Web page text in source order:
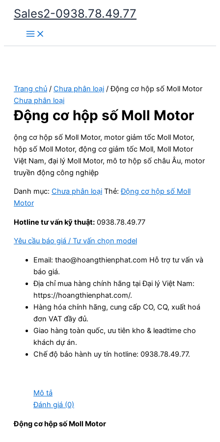
Nhảy
dung
Sales2-0938.78.49.77
Main
Menu
Trang chủ / Chưa phân loại / Động cơ hộp số Moll Motor
Chưa phân loại
Động cơ hộp số Moll Motor
ộng cơ hộp số Moll Motor, motor giảm tốc Moll Motor,
hộp số Moll Motor, động cơ giảm tốc Moll, Moll Motor
Việt Nam, đại lý Moll Motor, mô tơ hộp số châu Âu, motor
truyền động công nghiệp
Danh mục: Chưa phân loại Thẻ:Động cơ hộp số Moll
Motor
Hotline tư vấn kỹ thuật: 0938.78.49.77
Yêu cầu báo giá / Tư vấn chọn model
Email: thao@hoangthienphat.com Hỗ trợ tư vấn và
báo giá.
Địa chỉ mua hàng chính hãng tại Đại lý Việt Nam:
https://hoangthienphat.com/.
Hàng hóa chính hãng, cung cấp CO, CQ, xuất hoá
đơn VAT đầy đủ.
Giao hàng toàn quốc, ưu tiên kho & leadtime cho
khách dự án.
Chế độ bảo hành uy tín hotline: 0938.78.49.77.
Mô tả
Đánh giá (0)
Động cơ hộp số Moll Motor